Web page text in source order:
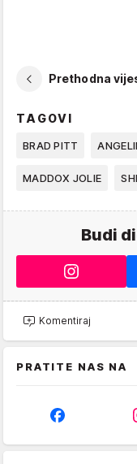
Prethodna
TAGOVI
BRAD PITT
MADDOX JOLIE
Budi
Komentiraj
PRATITE NAS NA